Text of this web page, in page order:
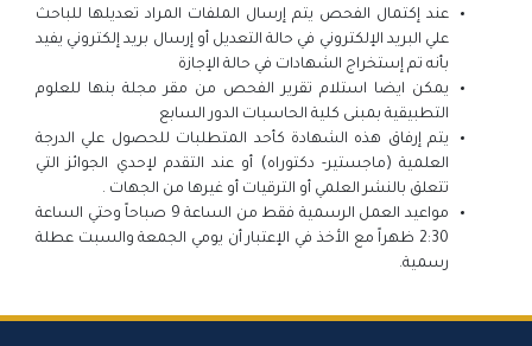
عند إكتمال الفحص يتم إرسال الملفات المراد تعديلها للباحث
علي البريد الإلكتروني في حالة التعديل أو إرسال بريد إلكتروني يفيد
بأنه تم إستخراج الشهادات في حالة الإجازة
يمكن ايضا استلام تقرير الفحص من مقر مجلة بنها للعلوم
التطبيقية بمبنى كلية الحاسبات الدور السابع
يتم إرفاق هذه الشهادة كأحد المتطلبات للحصول علي الدرجة
العلمية (ماجستير- دكتوراه) أو عند التقدم لإحدي الجوائز التي
تتعلق بالنشر العلمي أو الترقيات أو غيرها من الجهات .
مواعيد العمل الرسمية فقط من الساعة 9 صباحاً وحتي الساعة
2:30 ظهراً مع الأخذ في الإعتبار أن يومي الجمعة والسبت عطلة
رسمية.